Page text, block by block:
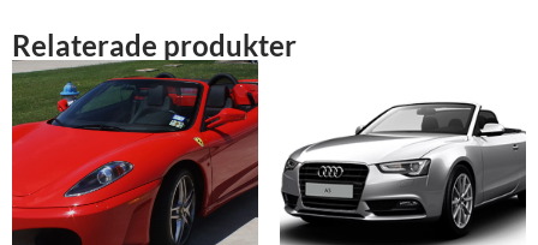
Relaterade produkter